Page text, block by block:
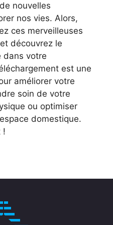
nouvelles
nos vies. Alors,
ces merveilleuses
découvrez le
dans votre
est une
améliorer votre
soin de votre
ou optimiser
domestique.
!